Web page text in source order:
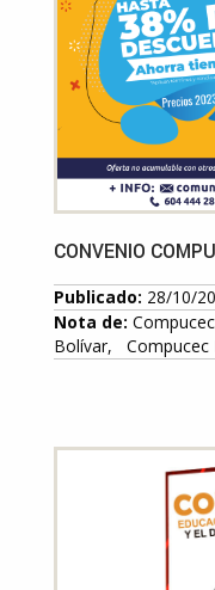
CONVENIO
Publicado: 28/10/
Nota de:
Bolívar, Compucec